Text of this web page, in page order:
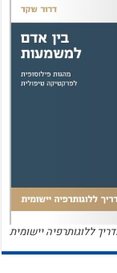
ללוגותרפיה יישומית